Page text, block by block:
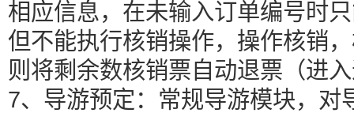
相应信息，在未输入订单编号时
但不能执行核销操作，操作核销
则将剩余数核销票自动退票（进
7、导游预定：常规导游模块，